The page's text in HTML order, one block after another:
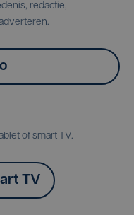
redactie,
of smart TV.
TV